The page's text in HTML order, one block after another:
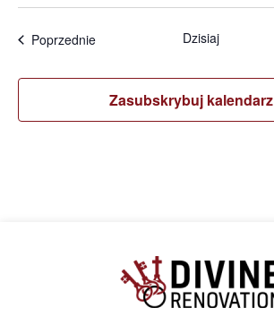
PoprzednieWydarzenia Dzisiaj
Zasubskrybuj kalendarz